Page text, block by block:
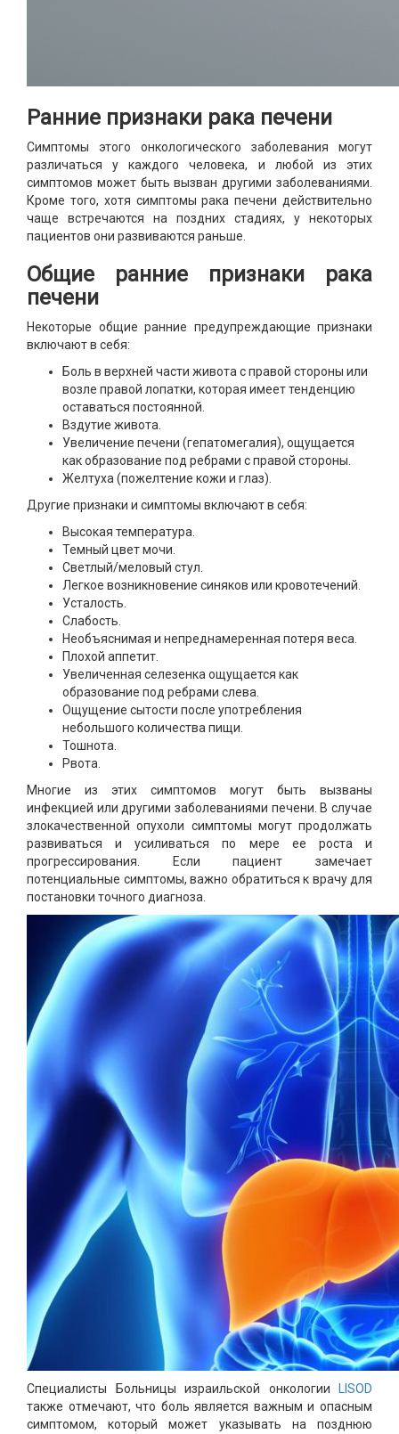
Ранние признаки рака печени
Симптомы этого онкологического заболевания могут
различаться у каждого человека, и любой из этих
симптомов может быть вызван другими заболеваниями.
Кроме того, хотя симптомы рака печени действительно
чаще встречаются на поздних стадиях, у некоторых
пациентов они развиваются раньше.
Общие ранние признаки рака
печени
Некоторые общие ранние предупреждающие признаки
включают в себя:
Боль в верхней части живота с правой стороны или
возле правой лопатки, которая имеет тенденцию
оставаться постоянной.
Вздутие живота.
Увеличение печени (гепатомегалия), ощущается
как образование под ребрами с правой стороны.
Желтуха (пожелтение кожи и глаз).
Другие признаки и симптомы включают в себя:
Высокая температура.
Темный цвет мочи.
Светлый/меловый стул.
Легкое возникновение синяков или кровотечений.
Усталость.
Слабость.
Необъяснимая и непреднамеренная потеря веса.
Плохой аппетит.
Увеличенная селезенка ощущается как
образование под ребрами слева.
Ощущение сытости после употребления
небольшого количества пищи.
Тошнота.
Рвота.
Многие из этих симптомов могут быть вызваны
инфекцией или другими заболеваниями печени. В случае
злокачественной опухоли симптомы могут продолжать
развиваться и усиливаться по мере ее роста и
прогрессирования. Если пациент замечает
потенциальные симптомы, важно обратиться к врачу для
постановки точного диагноза.
Специалисты Больницы израильской онкологии
LISOD
также отмечают, что боль является важным и опасным
симптомом, который может указывать на позднюю